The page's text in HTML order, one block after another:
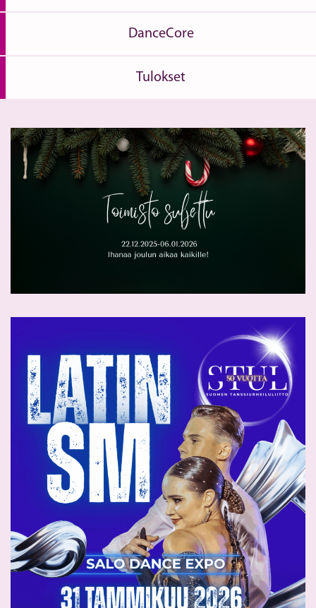
DanceCore
Tulokset